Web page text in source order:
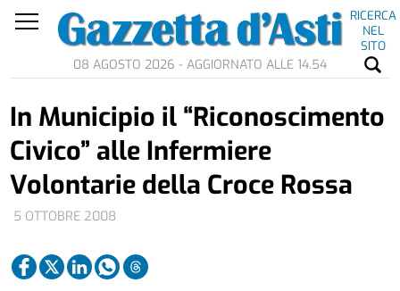
RICERCA
NEL
SITO
08 AGOSTO 2026 - AGGIORNATO ALLE 14.54
5 OTTOBRE 2008
In Municipio il “Riconoscimento
Civico” alle Infermiere
Volontarie della Croce Rossa